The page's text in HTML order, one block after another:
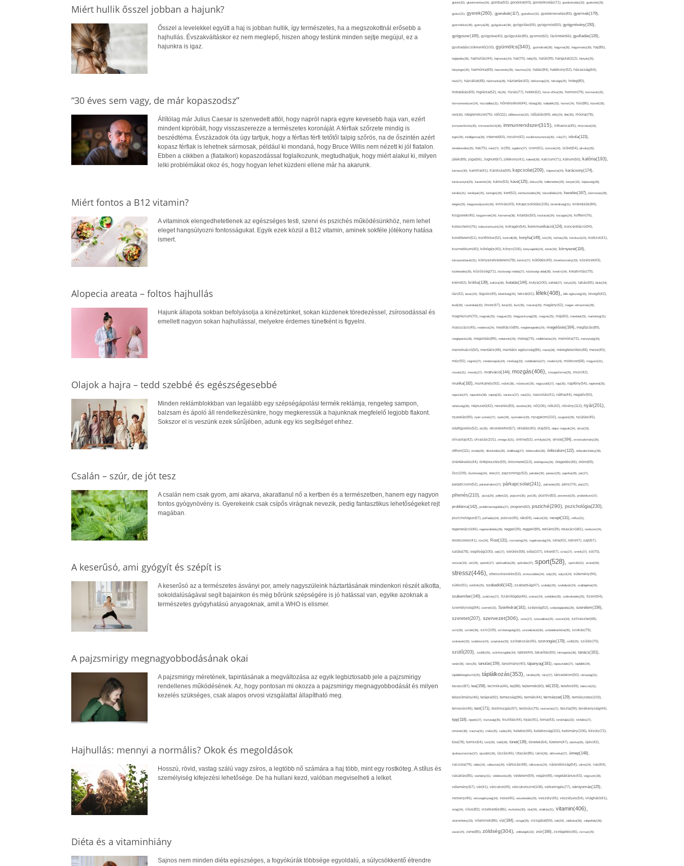
Miért hullik ősszel jobban a hajunk?
Ősszel a levelekkel együtt a haj is jobban hullik, így természetes, ha a megszokottnál erősebb a
hajhullás. Évszakváltáskor ez nem meglepő, hiszen ahogy testünk minden sejtje megújul, ez a
hajunkra is igaz.
“30 éves sem vagy, de már kopaszodsz”
Állítólag már Julius Caesar is szenvedett attól, hogy napról napra egyre kevesebb haja van, ezért
mindent kipróbált, hogy visszaszerezze a természetes koronáját. A férfiak szőrzete mindig is
beszédtéma. Évszázadok óta úgy tartjuk, hogy a férfias férfi tetőtől talpig szőrös, na de őszintén azért
kopasz férfiak is lehetnek sármosak, például ki mondaná, hogy Bruce Willis nem nézett ki jól fiatalon.
Ebben a cikkben a (fiatalkori) kopaszodással foglalkozunk, megtudhatjuk, hogy miért alakul ki, milyen
lelki problémákat okoz és, hogy hogyan lehet küzdeni ellene már ha akarunk.
Miért fontos a B12 vitamin?
A vitaminok elengedhetetlenek az egészséges testi, szervi és pszichés működésünkhöz, nem lehet
eleget hangsúlyozni fontosságukat. Egyik ezek közül a B12 vitamin, aminek sokféle jótékony hatása
ismert.
Alopecia areata – foltos hajhullás
Hajunk állapota sokban befolyásolja a kinézetünket, sokan küzdenek töredezéssel, zsírosodással és
emellett nagyon sokan hajhullással, melyekre érdemes tünetként is figyelni.
Olajok a hajra – tedd szebbé és egészségesebbé
Minden reklámblokkban van legalább egy szépségápolási termék reklámja, rengeteg sampon,
balzsam és ápoló áll rendelkezésünkre, hogy megkeressük a hajunknak megfelelő legjobb flakont.
Sokszor el is veszünk ezek sűrűjében, adunk egy kis segítséget ehhez.
Csalán – szúr, de jót tesz
A csalán nem csak gyom, ami akarva, akaratlanul nő a kertben és a természetben, hanem egy nagyon
fontos gyógynövény is. Gyerekeink csak csípős virágnak nevezik, pedig fantasztikus lehetőségeket rejt
magában.
A keserűsó, ami gyógyít és szépít is
A keserűsó az a természetes ásványi por, amely nagyszüleink háztartásának mindenkori részét alkotta,
sokoldalúságával segít bajainkon és még bőrünk szépségére is jó hatással van, egyike azoknak a
természetes gyógyhatású anyagoknak, amit a WHO is elismer.
A pajzsmirigy megnagyobbodásának okai
A pajzsmirigy méretének, tapintásának a megváltozása az egyik legbiztosabb jele a pajzsmirigy
rendellenes működésének. Az, hogy pontosan mi okozza a pajzsmirigy megnagyobbodását és milyen
kezelés szükséges, csak alapos orvosi vizsgálattal állapítható meg.
Hajhullás: mennyi a normális? Okok és megoldások
Hosszú, rövid, vastag szálú vagy zsíros, a legtöbb nő számára a haj több, mint egy rostköteg. A stílus és
személyiség kifejezési lehetősége. De ha hullani kezd, valóban megviselheti a lelket.
Diéta és a vitaminhiány
Sajnos nem minden diéta egészséges, a fogyókúrák többsége egyoldalú, a súlycsökkentő étrendre
glutén(32), gluténmentes(34), gomba(53), gondolat(43), gondolkodás(71), gondoskodás(33), gyakorlat(29),
gyász(31), gyerek(260), gyerekek(117), gyerekkor(32), gyereknevelés(83), gyermek(179),
gyermekkor(36), gyertya(28), gyógyászat(36), gyógyítás(69), gyógymód(50), gyógynövény(150),
gyógyszer(165), gyógytea(40), gyógyulás(85), gyomor(62), Gyömbér(66), gyulladás(126),
gyulladáscsökkentő(103), gyümölcs(340), gyümölcslé(28), hagyma(28), hagyomány(36), haj(85),
hajápolás(36), hajhullás(44), hajmosás(24), hal(70), hála(25), halál(39), hangulat(112), hányás(25),
hányinger(25), harmónia(69), hasmenés(35), hasznos(24), hatás(84), hatékony(52), házasság(64),
házi(27), háziállat(48), házimunka(28), háztartás(43), hétköznap(24), hétvége(25), hideg(80),
hidratálás(69), higiénia(52), hit(26), hízás(77), hobbi(62), home office(26), hormon(79), hormonok(25),
hormonrendszer(24), hozzáállás(31), hőmérséklet(44), hőség(36), hulladék(33), humor(24), hús(86), húsvét(36),
hűtő(30), idegrendszer(75), idő(111), időbeosztás(32), időjárás(69), idős(24), illat(30), illóolaj(78),
immunerősítés(30), immunerősítő(36), immunrendszer(315), influenza(45), információ(33),
inger(29), intelligencia(28), internet(64), inzulin(42), inzulinrezisztencia(35), írás(27), iskola(123),
iskolakezdés(25), ital(75), ivás(27), íz(39), izgalom(27), izom(91), izomzat(24), ízület(54), járvány(35),
játék(89), jóga(56), Joghurt(67), jótékony(41), kaland(28), kalcium(71), kálium(50), kalória(193),
kamasz(30), kamilla(41), Kánikula(59), kapcsolat(209), káposzta(24), karácsony(174),
karácsonyfa(25), karantén(34), káros(53), kávé(125), keksz(29), kellemetlen(29), kenyér(32), képesség(28),
kérdés(31), kerékpár(25), keringés(26), kert(52), kertészkedés(26), készülődés(24), kezelés(167), kézmosás(28),
kiégés(25), kiegyensúlyozott(26), kihívás(43), kikapcsolódás(106), kimerültség(31), kirándulás(84),
kisgyerek(45), kisgyermek(34), kismama(38), kitartás(50), kockázat(34), kocogás(24), koffein(76),
koleszterin(76), koleszterinszint(24), kollagén(54), kommunikáció(124), koncentráció(94),
konditerem(51), konfliktus(52), kontroll(28), konyha(149), kór(25), kórház(29), kórokozó(24), kortizol(41),
kozmetikum(40), köhögés(40), könyv(106), könyvajánló(24), köret(30), környezet(116),
környezetbarát(31), környezetvédelem(78), köröm(27), kötődés(49), következmény(33), közérzet(43),
közlekedés(26), közösség(71), közösségi média(27), közösségi oldal(38), kreatív(34), kreativitás(79),
krém(62), kritika(139), kultúra(36), kutatás(144), kutya(100), külföld(27), kütyü(33), lakás(65), látás(34),
láz(42), lazac(24), légzés(49), lehetőség(25), lekvár(41), lélek(408), lelki egészség(33), levegő(42),
levél(28), Levendula(32), leves(47), lista(32), liszt(36), macska(33), magány(42), magas vérnyomás(28),
magnézium(70), magvak(25), magyar(25), Magyarország(28), magzat(25), máj(60), mandula(33), marketing(31),
masszázs(45), medence(24), meditáció(89), megbetegedés(24), megelőzés(164), megfázás(89),
meglepetés(28), megoldás(89), melatonin(29), meleg(74), mellékhatás(24), memória(72), mennyiség(26),
menstruáció(50), mentális(48), mentális egészség(86), menü(28), méregtelenítés(48), mese(40),
méz(92), migrén(27), mindennapok(34), minőség(33), mobiltelefon(27), modern(24), módszer(68), mogyoró(31),
mosás(31), mosoly(27), motiváció(144), mozgás(406), mozgásforma(25), mozi(42),
munka(182), munkahely(92), műtét(38), művészet(29), nagyszülő(27), nap(35), napfény(54), napirend(35),
napozás(37), napsütés(38), naptej(32), narancs(27), nasi(31), nassolás(41), nátha(44), negatív(50),
nehézség(36), népszerű(42), nevelés(83), nevetés(30), nő(106), nők(42), növény(112), nyár(201),
nyaralás(90), nyári szünet(27), nyelv(26), nyomelem(33), nyugalom(102), nyugtató(29), nyújtás(45),
odafigyelés(52), ok(36), okostelefon(57), oktatás(40), olaj(50), olajos magvak(34), olcsó(33),
olívaolaj(42), olvasás(101), omega-3(31), online(52), orrfolyás(24), orvos(164), orvostudomány(26),
otthon(111), óvoda(26), öltözködés(35), önállóság(27), önbecsülés(36), önbizalom(122), önbizalomhiány(28),
önértékelés(44), önfejlesztés(59), önismeret(113), önkifejezés(26), öregedés(46), öröm(69),
ősz(109), őszinteség(34), ötlet(37), pajzsmirigy(53), pakolás(30), panasz(25), paprika(28), pár(27),
paradicsom(52), páratartalom(27), párkapcsolat(241), pattanás(30), pénz(74), piac(27),
pihenés(210), pizza(25), pollen(32), popcorn(35), por(26), pozitív(83), prevenció(25), probiotikum(37),
probléma(142), problémamegoldás(27), program(60), psziché(290), pszichológia(230),
pszichológus(67), puffadás(34), pulzus(45), rák(69), reakció(33), recept(131), reflux(31),
regeneráció(46), regenerálódás(28), reggel(39), reggeli(89), reklám(39), relaxáció(81), rendszer(24),
rendszeres(41), rizs(34), Rost(131), rozmaring(24), rugalmasság(24), ruha(42), rutin(47), sajt(67),
saláta(78), segítség(100), sejt(27), sérülés(58), séta(107), siker(67), sírás(27), smink(37), só(70),
sorozat(33), sör(26), spenót(27), spiritualitás(28), spórolás(37), sport(528), sportoló(31), strand(35),
stressz(446), stresszkezelés(53), stresszoldás(34), súly(25), súlyzó(24), sütemény(94),
sütés(91), sütőtök(25), szabadidő(142), szabadság(47), szabály(25), szabályok(24), szájhigiénia(24),
szakember(140), szakítás(27), Számítógép(46), száraz(24), szédülés(35), székrekedés(25), Szem(54),
személyiség(94), szemét(32), Szénhidrát(181), szépség(52), szépségápolás(26), szerelem(156),
szeretet(207), szervezet(306), szex(27), szexualitás(25), szezon(34), szilveszter(48),
szín(28), színek(36), szív(109), szívbetegség(32), szocializáció(30), szódabikarbóna(35), szokás(79),
szokások(33), szolárium(24), szoptatás(33), szórakozás(45), szorongás(178), szőlő(25), szülés(70),
szülő(203), szülők(25), szűrővizsgálat(34), tablet(44), takarítás(50), támogatás(36), tanács(161),
tanár(36), tánc(26), tanulás(159), tanulmány(40), tápanyag(181), tapasztalat(27), táplálék(34),
táplálékkiegészítő(25), táplálkozás(353), tárolás(29), társ(27), társadalom(50), társaság(31),
tavasz(87), tea(158), technika(46), tej(88), tejtermék(60), tél(153), telefon(49), televízió(31),
teljesítmény(46), terápia(92), terhesség(96), termék(44), természet(129), természetes(103),
tervezés(46), test(171), testmozgás(97), testsúly(79), testtartás(27), tészta(39), tevékenység(44),
tipp(118), tippek(27), tisztaság(35), tisztítás(44), tojás(91), torna(43), torokfájás(32), törődés(27),
történet(38), trauma(31), trükk(25), tudás(30), tudatos(46), tudatosság(115), tudomány(106), túlsúly(72),
túra(78), turmix(64), túró(29), tüdő(28), tünet(139), tünetek(64), türelem(47), uborka(26), újév(42),
újrahasznosítás(37), újszülött(26), úszás(46), Utazás(85), Üdítő(26), ülőmunka(27), ünnep(148),
vacsora(79), válás(24), választás(29), változás(48), változatos(24), várandósság(54), város(24), vas(64),
vásárlás(85), vashiány(31), védekezés(28), védelem(59), vegán(48), vegetáriánus(43), vegyszer(28),
vélemény(57), vér(41), vércukor(49), vércukorszint(108), vérkeringés(77), vérnyomás(125),
verseny(46), vérszegénység(34), vese(46), veszekedés(29), veszély(45), veszélyes(54), világháló(41),
virág(34), vírus(82), viselkedés(86), viszketés(30), vita(34), vitalitás(31), vitamin(406),
vitaminhiány(33), vitaminok(86), víz(184), vizsga(26), vizsgálat(59), zab(34), zabkása(36), zabpehely(36),
zavar(24), zene(85), zöldség(304), zöldségek(32), zsír(166), zsírégetés(46), zsírsav(25)